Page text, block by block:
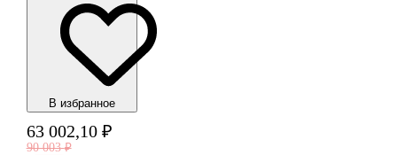
В избранноe
63 002,10 ₽
90 003 ₽